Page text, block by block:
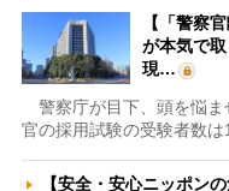
【「警察
が本気で
現…
警察庁が目下、頭を悩ま
官の採用試験の受験者数
【安全・安心ニッポン